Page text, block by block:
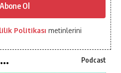
Abone Ol
Politikası metinlerini
Podcast